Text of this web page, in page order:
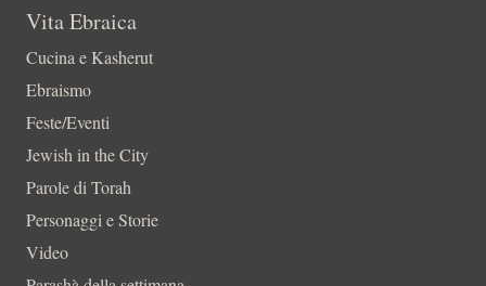
Vita Ebraica
Cucina e Kasherut
Ebraismo
Feste/Eventi
Jewish in the City
Parole di Torah
Personaggi e Storie
Video